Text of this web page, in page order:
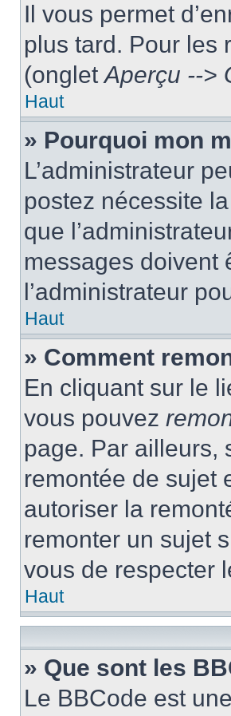
Il vous permet
plus tard. Pour les
(ongletAperçu -->
Haut
» Pourquoi mon
L’administrateur
postez nécessite
que
messages doivent
l’administrateur
Haut
» Comment
En cliquant sur le
vous pouvez
page. Par ailleurs,
remontée de sujet
autoriser la
remonter un sujet
vous de respecter
Haut
» Que sont les
Le BBCode est